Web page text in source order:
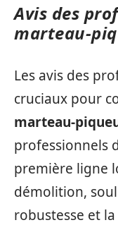
Avis des
marteau-
Les avis des
cruciaux pour
marteau-
professionnels
première ligne
démolition,
robustesse et